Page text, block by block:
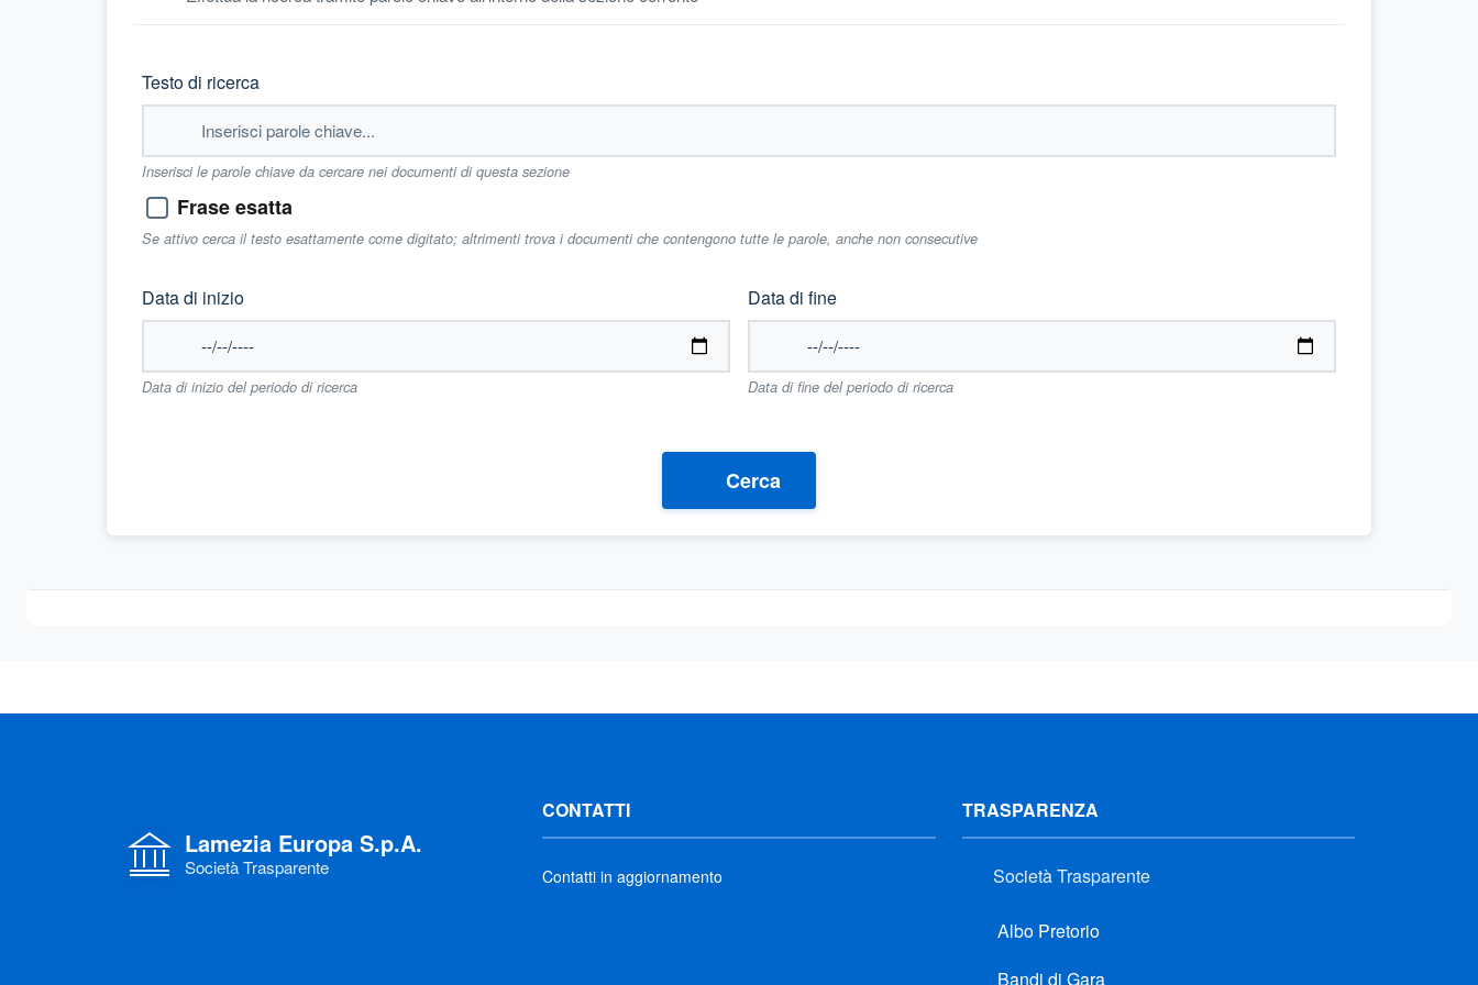
Testo di ricerca
Inserisci le parole chiave da cercare nei documenti di questa sezione
Frase esatta
Se attivo cerca il testo esattamente come digitato; altrimenti trova i documenti che contengono tutte le parole, anche non consecutive
Data di inizio
Data di inizio del periodo di ricerca
Data di fine
Data di fine del periodo di ricerca
Cerca
Lamezia Europa S.p.A.
Società Trasparente
CONTATTI
Contatti in aggiornamento
TRASPARENZA
Società Trasparente
Albo Pretorio
Bandi di Gara